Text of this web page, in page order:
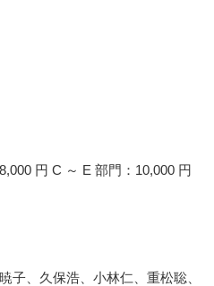
円 C ～ E 部門：10,000 円
子、久保浩、小林仁、重松聡、